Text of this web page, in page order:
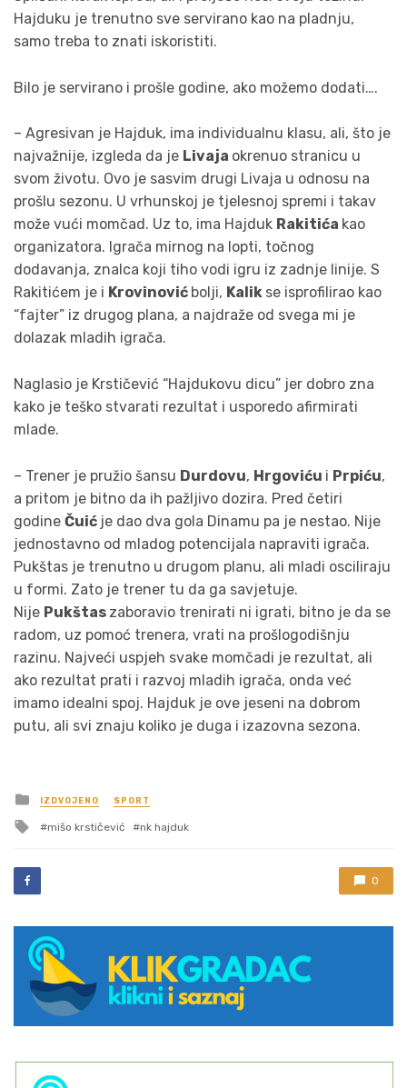
Hajduku je trenutno sve servirano kao na pladnju,
samo treba to znati iskoristiti.
Bilo je servirano i prošle godine, ako možemo dodati….
– Agresivan je Hajduk, ima individualnu klasu, ali, što je
najvažnije, izgleda da je Livaja okrenuo stranicu u
svom životu. Ovo je sasvim drugi Livaja u odnosu na
prošlu sezonu. U vrhunskoj je tjelesnoj spremi i takav
može vući momčad. Uz to, ima Hajduk Rakitića kao
organizatora. Igrača mirnog na lopti, točnog
dodavanja, znalca koji tiho vodi igru iz zadnje linije. S
Rakitićem je i Krovinović bolji, Kalik se isprofilirao kao
“fajter” iz drugog plana, a najdraže od svega mi je
dolazak mladih igrača.
Naglasio je Krstičević “Hajdukovu dicu” jer dobro zna
kako je teško stvarati rezultat i usporedo afirmirati
mlade.
– Trener je pružio šansu Durdovu, Hrgoviću i Prpiću,
a pritom je bitno da ih pažljivo dozira. Pred četiri
godine Čuić je dao dva gola Dinamu pa je nestao. Nije
jednostavno od mladog potencijala napraviti igrača.
Pukštas je trenutno u drugom planu, ali mladi osciliraju
u formi. Zato je trener tu da ga savjetuje.
Nije Pukštas zaboravio trenirati ni igrati, bitno je da se
radom, uz pomoć trenera, vrati na prošlogodišnju
razinu. Najveći uspjeh svake momčadi je rezultat, ali
ako rezultat prati i razvoj mladih igrača, onda već
imamo idealni spoj. Hajduk je ove jeseni na dobrom
putu, ali svi znaju koliko je duga i izazovna sezona.
Posted
in
IZDVOJENO SPORT
Tagged
mišo krstičević nk hajduk
0